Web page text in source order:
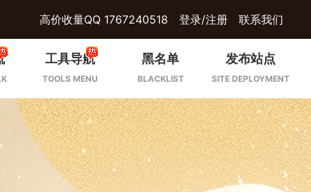
高价收量QQ 1767240518 登录/注册 联系我们
工具导航
TOOLS MENU
黑名单
BLACKLIST
发布站点
SITE DEPLOYMENT